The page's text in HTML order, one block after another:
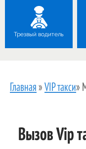
Трезвый водитель
Главная » VIP такси»
Вызов Vip